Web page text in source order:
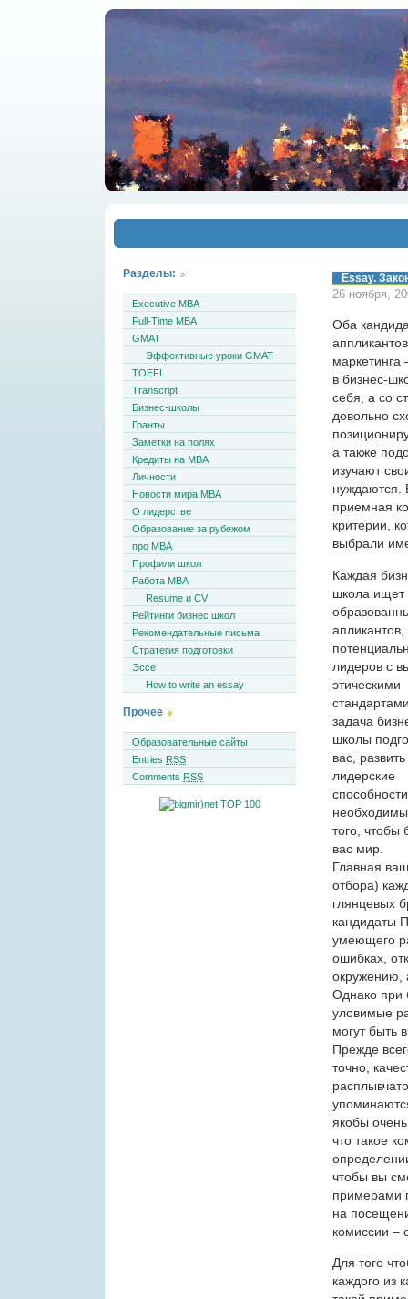
Essay.
26 ноября,
Оба
маркетинга
в бизнес-
себя, а со
довольно
а также
изучают
нуждаются.
приемная
критерии,
выбрали
Каждая
школа ищет
апликантов,
лидеров с
этическими
задача
школы
вас,
лидерские
способности
того,
вас мир.
Главная
отбора)
глянцевых
кандидаты
умеющего
ошибках,
окружению,
Однако при
уловимые
могут быть
Прежде
точно,
якобы
что такое
чтобы вы
примерами
на
комиссии –
Для того
каждого из
Разделы:
Executive MBA
Full-Time MBA
GMAT
Эффективные уроки GMAT
TOEFL
Transcript
Бизнес-школы
Гранты
Заметки на полях
Кредиты на MBA
Личности
Новости мира MBA
О лидерстве
Образование за рубежом
про MBA
Профили школ
Работа MBA
Resume и CV
Рейтинги бизнес школ
Рекомендательные письма
Стратегия подготовки
Эссе
How to write an essay
Прочее
Образовательные сайты
Entries RSS
Comments RSS